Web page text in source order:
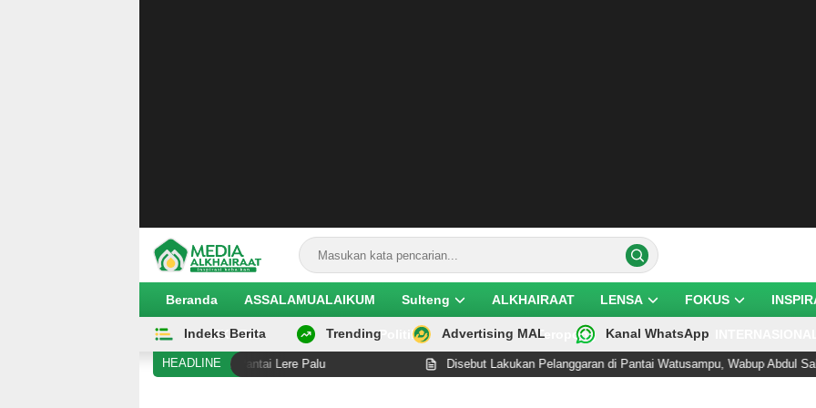
Beranda ASSALAMUALAIKUM Sulteng ALKHAIRAAT LENSA FOKUS
EKOBIS Politik Teropong
Indeks Berita Trending Advertising MAL Kanal WhatsApp
HEADLINE
Dicabik Dua Buaya di Pantai Lere Palu Disebut Lakukan Pelanggaran di Pantai Watusampu, Wabup Abdul Sahid